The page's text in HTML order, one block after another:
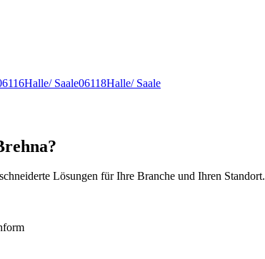
Halle/ Saale06118Halle/ Saale
Lösungen für Ihre Branche und Ihren Standort.